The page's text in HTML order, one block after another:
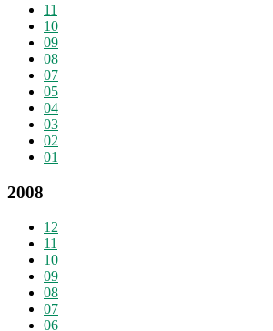
11
10
09
08
07
05
04
03
02
01
2008
12
11
10
09
08
07
06